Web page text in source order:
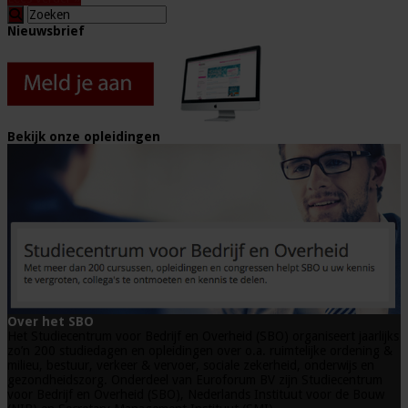
Nieuwsbrief
Bekijk onze opleidingen
Over het SBO